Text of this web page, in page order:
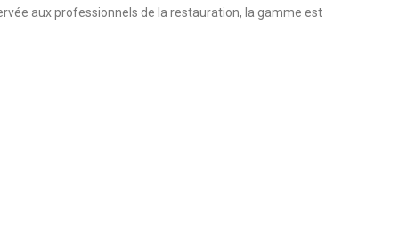
aux professionnels de la restauration, la gamme est